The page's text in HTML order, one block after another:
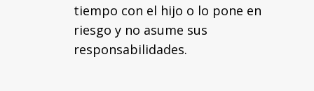
tiempo con el hijo o lo pone en
riesgo y no asume sus
responsabilidades.